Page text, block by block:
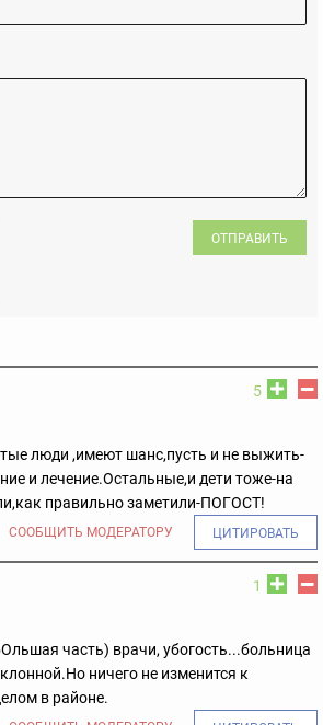
ОТПРАВИТЬ
5
люди ,имеют шанс,пусть и не выжить-
и лечение.Остальные,и дети тоже-на
правильно заметили-ПОГОСТ!
СООБЩИТЬ МОДЕРАТОРУ ЦИТИРОВАТЬ
1
часть) врачи, убогость...больница
ничего не изменится к
в районе.